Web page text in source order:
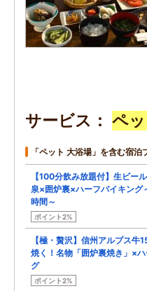
サービス ペッ
「ペット 大浴場」を含む宿泊
【100分飲み放題付】生ビー
泉×囲炉裏×ハーフバイキング
時間～
ポイント2%
【極・贅沢】信州アルプス牛
焼く！名物「囲炉裏焼き」×
グ
ポイント2%